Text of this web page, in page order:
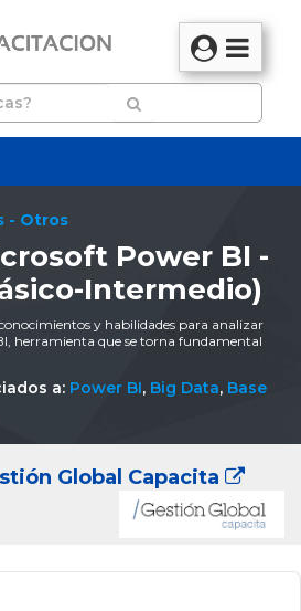
- Otros
Power BI -
Intermedio)
y habilidades para analizar
herramienta que se torna fundamental
a: Power BI, Big Data, Base
Global Capacita